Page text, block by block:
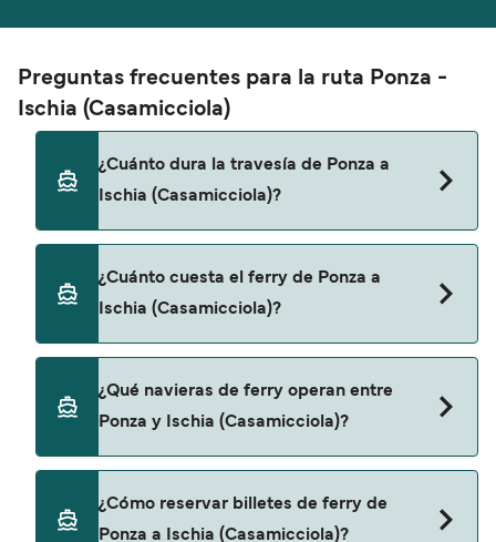
Preguntas frecuentes para la ruta Ponza -
Ischia (Casamicciola)
¿Cuánto dura la travesía de Ponza a
Ischia (Casamicciola)?
(Casamicciola) es de aproximadamente 1 hora 50
minutos. La duración de la travesía puede variar
de una temporada a otra, por lo que te
información más actualizada.
¿Cuánto cuesta el ferry de Ponza a
Ischia (Casamicciola)?
(Casamicciola) puede variar según la temporada.
El precio promedio de un ferry de Ponza a Ischia
(Casamicciola) es de 84€. El precio no incluye los
¿Qué navieras de ferry operan entre
Ponza y Ischia (Casamicciola)?
Ischia (Casamicciola).
¿Cómo reservar billetes de ferry de
Ponza a Ischia (Casamicciola)?